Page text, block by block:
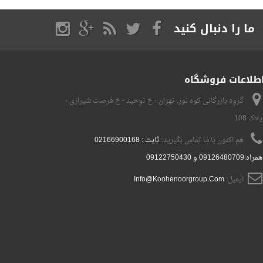
ترازو HT120...
را دنبال کنید
گروه بازرگانی کوه نور, تهران - خ توحید - خ فرصت شیرازی -
پلاک 108
هم اکنون با ما تماس بگیرید:
ثابت : 02166900168
همراه:09126480709 و 09122750430
ایمیل:Info@Koohenoorgroup.Com